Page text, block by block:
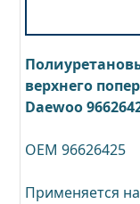
верхнего
Daewoo
OEM 96626425
Применяется